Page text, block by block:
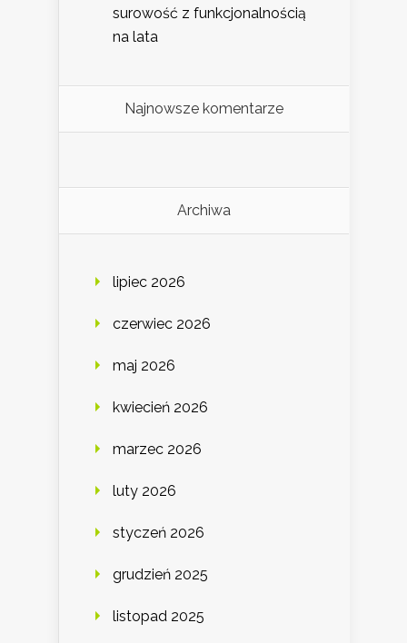
surowość z funkcjonalnością
na lata
Najnowsze komentarze
Archiwa
lipiec 2026
czerwiec 2026
maj 2026
kwiecień 2026
marzec 2026
luty 2026
styczeń 2026
grudzień 2025
listopad 2025